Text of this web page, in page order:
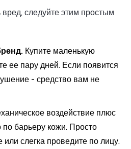
следуйте этим простым
Купите маленькую
ее пару дней. Если появится
- средство вам не
воздействие плюс
барьеру кожи. Просто
или слегка проведите по лицу.